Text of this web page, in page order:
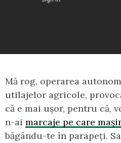
Mă rog, operarea
utilajelor agricole,
că e mai ușor, pentru că,
n-ai marcaje pe care
băgându-te în parapeți.